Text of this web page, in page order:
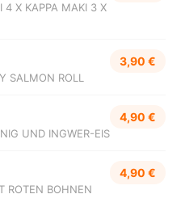
4 X KAPPA MAKI 3 X
SALMON ROLL
3,90 €
UND INGWER-EIS
4,90 €
ROTEN BOHNEN
4,90 €